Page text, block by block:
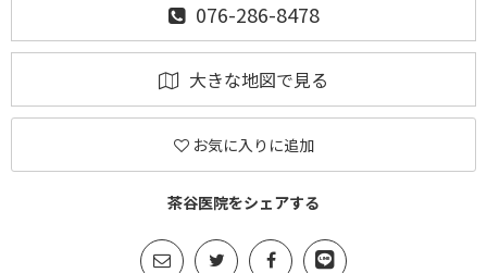
076-286-8478
大きな地図で見る
お気に入りに追加
茶谷医院をシェアする